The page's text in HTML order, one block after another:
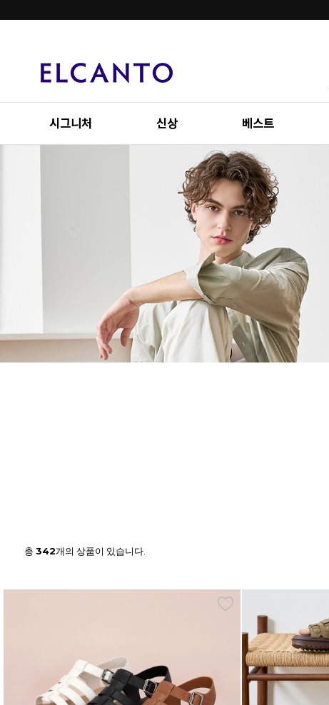
시그니처 신상 베스트
총 342개의 상품이 있습니다.